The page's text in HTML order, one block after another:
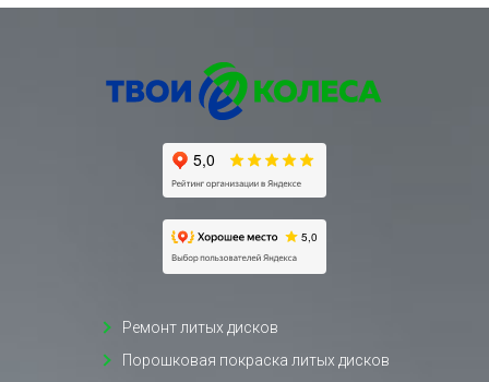
Ремонт литых дисков
Порошковая покраска литых дисков